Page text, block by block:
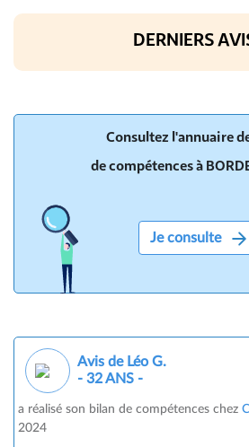
DERNIERS
Consultez l'annuaire
de compétences à
Je consulte
Avis de Léo G.
- 32 ANS -
a réalisé son bilan de compétences chez
2024